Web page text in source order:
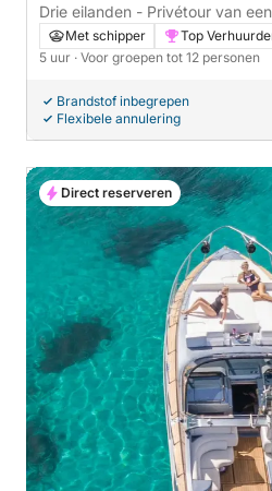
Drie eilanden - Privétour van
Blauwe Lagune
Met schipper Top
5 uur · Voor groepen tot 12 personen
Brandstof inbegrepen
Flexibele annulering
Direct reserveren